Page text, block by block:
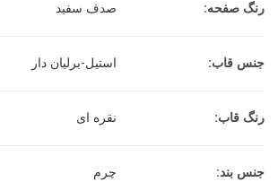
رنگ صفحه: صدف سفید
جنس قاب: استیل-برلیان دار
رنگ قاب: نقره ای
جنس بند: چرم